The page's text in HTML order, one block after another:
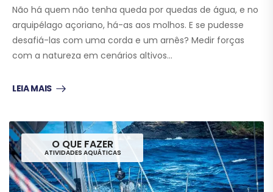
Não há quem não tenha queda por quedas de água, e no
arquipélago açoriano, há-as aos molhos. E se pudesse
desafiá-las com uma corda e um arnês? Medir forças
com a natureza em cenários altivos…
LEIA MAIS
O QUE FAZER
ATIVIDADES AQUÁTICAS